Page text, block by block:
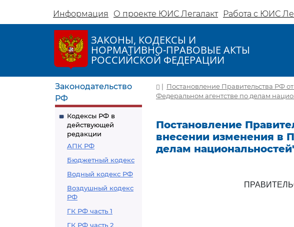
Информация О проекте ЮИС Легалакт Работа с ЮИС
ЗАКОНЫ, КОДЕКСЫ И
НОРМАТИВНО-ПРАВОВЫЕ АКТЫ
РОССИЙСКОЙ ФЕДЕРАЦИИ
Законодательство
РФ
Кодексы РФ в
действующей
редакции
АПК РФ
Бюджетный кодекс
Водный кодекс РФ
Воздушный кодекс
РФ
ГК РФ часть 1
ГК РФ часть 2
| Постановление Правительства РФ
Федеральном агентстве по делам
Постановление
внесении изменения в
делам